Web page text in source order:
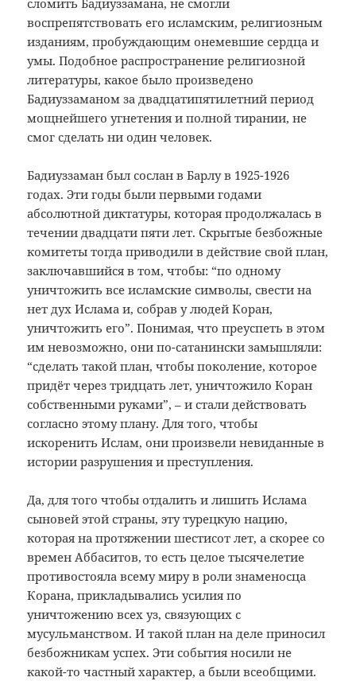
сломить Бадиуззамана, не смогли
воспрепятствовать его исламским, религиозным
изданиям, пробуждающим онемевшие сердца и
умы. Подобное распространение религиозной
литературы, какое было произведено
Бадиуззаманом за двадцатипятилетний период
мощнейшего угнетения и полной тирании, не
смог сделать ни один человек.
Бадиуззаман был сослан в Барлу в 1925-1926
годах. Эти годы были первыми годами
абсолютной диктатуры, которая продолжалась в
течении двадцати пяти лет. Скрытые безбожные
комитеты тогда приводили в действие свой план,
заключавшийся в том, чтобы: “по одному
уничтожить все исламские символы, свести на
нет дух Ислама и, собрав у людей Коран,
уничтожить его”. Понимая, что преуспеть в этом
им невозможно, они по-сатанински замышляли:
“сделать такой план, чтобы поколение, которое
придёт через тридцать лет, уничтожило Коран
собственными руками”, – и стали действовать
согласно этому плану. Для того, чтобы
искоренить Ислам, они произвели невиданные в
истории разрушения и преступления.
Да, для того чтобы отдалить и лишить Ислама
сыновей этой страны, эту турецкую нацию,
которая на протяжении шестисот лет, а скорее со
времен Аббаситов, то есть целое тысячелетие
противостояла всему миру в роли знаменосца
Корана, прикладывались усилия по
уничтожению всех уз, связующих с
мусульманством. И такой план на деле приносил
безбожникам успех. Эти события носили не
какой-то частный характер, а были всеобщими.